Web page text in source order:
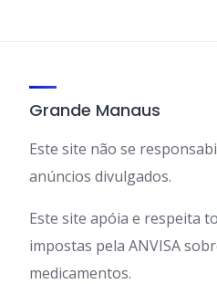
Grande Manaus
Este site não se
anúncios divulgados.
Este site apóia e respeita
impostas pela ANVISA
medicamentos.